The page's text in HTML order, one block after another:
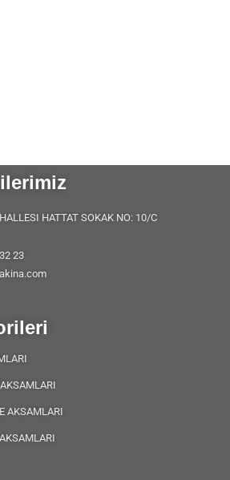
HATTAT SOKAK NO: 10/C
23
AKSAMLARI